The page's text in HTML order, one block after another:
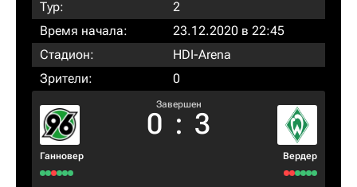
Тур:
2
Время начала:
23.12.2020 в 22:45
Стадион:
HDI-Arena
Зрители:
0
Ганновер
Завершен
0 : 3
Вердер